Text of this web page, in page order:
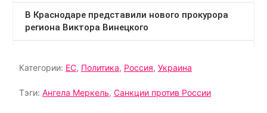
Категории: ЕС, Политика, Россия, Украина
Тэги: Ангела Меркель, Санкции против России